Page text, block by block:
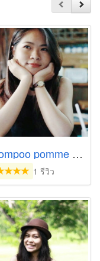
Chompoo pomme rose
1 รีวิว